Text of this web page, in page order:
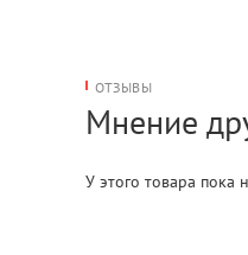
ОТЗЫВЫ
Мнение
У этого товара пока